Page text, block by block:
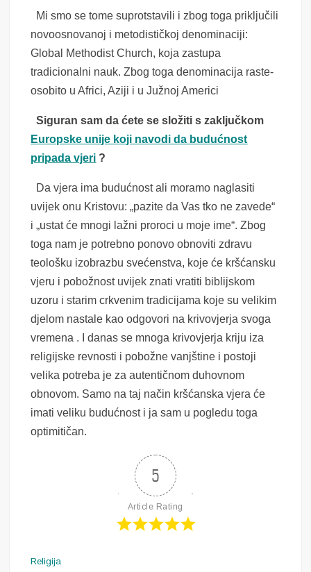
Mi smo se tome suprotstavili i zbog toga priključili
novoosnovanoj i metodističkoj denominaciji:
Global Methodist Church, koja zastupa
tradicionalni nauk. Zbog toga denominacija raste-
osobito u Africi, Aziji i u Južnoj Americi
Siguran sam da ćete se složiti s zaključkom
Europske unije koji navodi da budućnost
pripada vjeri ?
Da vjera ima budućnost ali moramo naglasiti
uvijek onu Kristovu: „pazite da Vas tko ne zavede“
i „ustat će mnogi lažni proroci u moje ime“. Zbog
toga nam je potrebno ponovo obnoviti zdravu
teološku izobrazbu svećenstva, koje će kršćansku
vjeru i pobožnost uvijek znati vratiti biblijskom
uzoru i starim crkvenim tradicijama koje su velikim
djelom nastale kao odgovori na krivovjerja svoga
vremena . I danas se mnoga krivovjerja kriju iza
religijske revnosti i pobožne vanjštine i postoji
velika potreba je za autentičnom duhovnom
obnovom. Samo na taj način kršćanska vjera će
imati veliku budućnost i ja sam u pogledu toga
optimitičan.
5
Article Rating
Religija